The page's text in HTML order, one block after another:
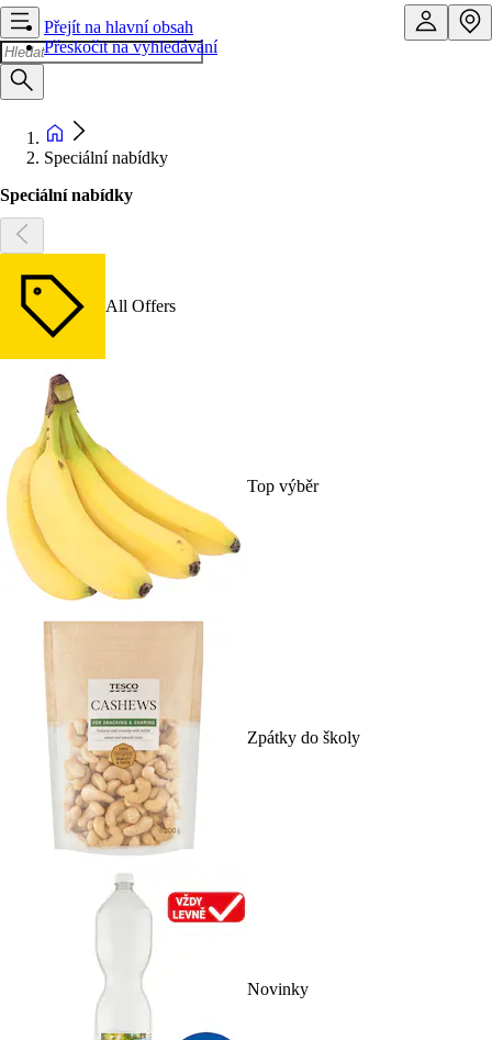
Přejít na hlavní obsah
Přeskočit na vyhledávání
Speciální nabídky
Speciální nabídky
All Offers
Top výběr
Zpátky do školy
Novinky